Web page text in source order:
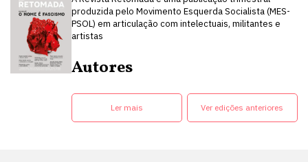
produzida pelo Movimento Esquerda Socialista (MES-
PSOL) em articulação com intelectuais, militantes e
artistas
Autores
Ler mais Ver edições anteriores